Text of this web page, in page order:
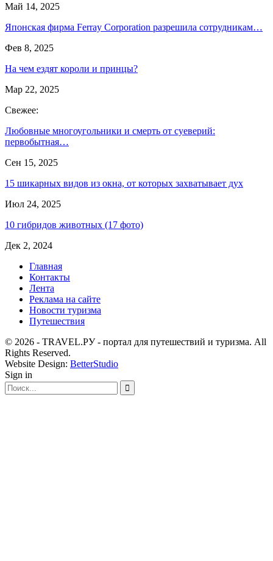
Май 14, 2025
Японская фирма Ferray Corporation разрешила сотрудникам…
Фев 8, 2025
На чем ездят короли и принцы?
Мар 22, 2025
Свежее:
Любовные многоугольники и смерть от суеверий:
первобытная…
Сен 15, 2025
15 шикарных видов из окна, от которых захватывает дух
Июл 24, 2025
10 гибридов животных (17 фото)
Дек 2, 2024
Главная
Контакты
Лента
Реклама на сайте
Новости туризма
Путешествия
© 2026 - TRAVEL.РУ - портал для путешествий и туризма. All
Rights Reserved.
Website Design: BetterStudio
Sign in